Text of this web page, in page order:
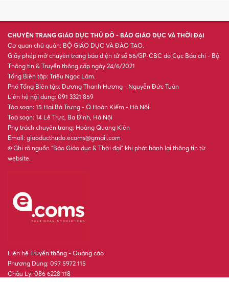
CHUYÊN TRANG GIÁO DỤC THỦ ĐÔ - BÁO GIÁO DỤC VÀ THỜI ĐẠI
Cơ quan chủ quản: BỘ GIÁO DỤC VÀ ĐÀO TẠO.
Giấy phép mở chuyên trang báo điện tử số 56/GP-CBC do Cục Báo chí - Bộ
Thông tin & Truyền thông cấp ngày 24/6/2021
Tổng Biên tập: Triệu Ngọc Lâm.
Phó Tổng Biên tập: Dương Thanh Hương - Nguyễn Đức Tuân
Liên hệ nội dung: 091 3321 859
Tòa soạn: 15 Hai Bà Trưng - Q.Hoàn Kiếm - Hà Nội.
Toà soạn: 14 Lê Trực, Ba Đình, Hà Nội
Phụ trách chuyên trang: Hoàng Quang Kiên
Email: giaoducthudo.ecoms@gmail.com
® Ghi rõ nguồn “Báo Giáo dục & Thời đại” khi phát hành lại thông tin từ
website.
Liên hệ Truyền thông - Quảng cáo
Phương Dung: 097 5972 115
Châu Ly: 086 6228 118